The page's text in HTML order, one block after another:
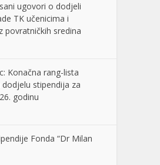
ugovori o dodjeli
TK učenicima i
povratničkih sredina
Konačna rang-lista
stipendija za
godinu
Fonda “Dr Milan